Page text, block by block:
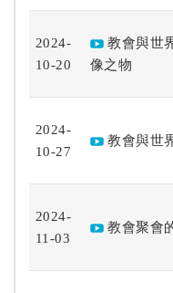
2024-
10-20
教會與世
像之物
2024-
10-27
教會與世
2024-
11-03
教會聚會